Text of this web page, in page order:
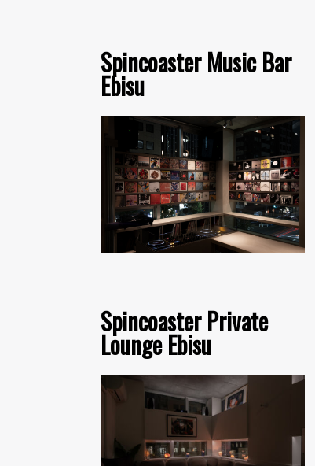
Spincoaster Music Bar
Ebisu
Spincoaster Private
Lounge Ebisu